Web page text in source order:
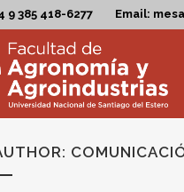
Email:
9 385 418-6277